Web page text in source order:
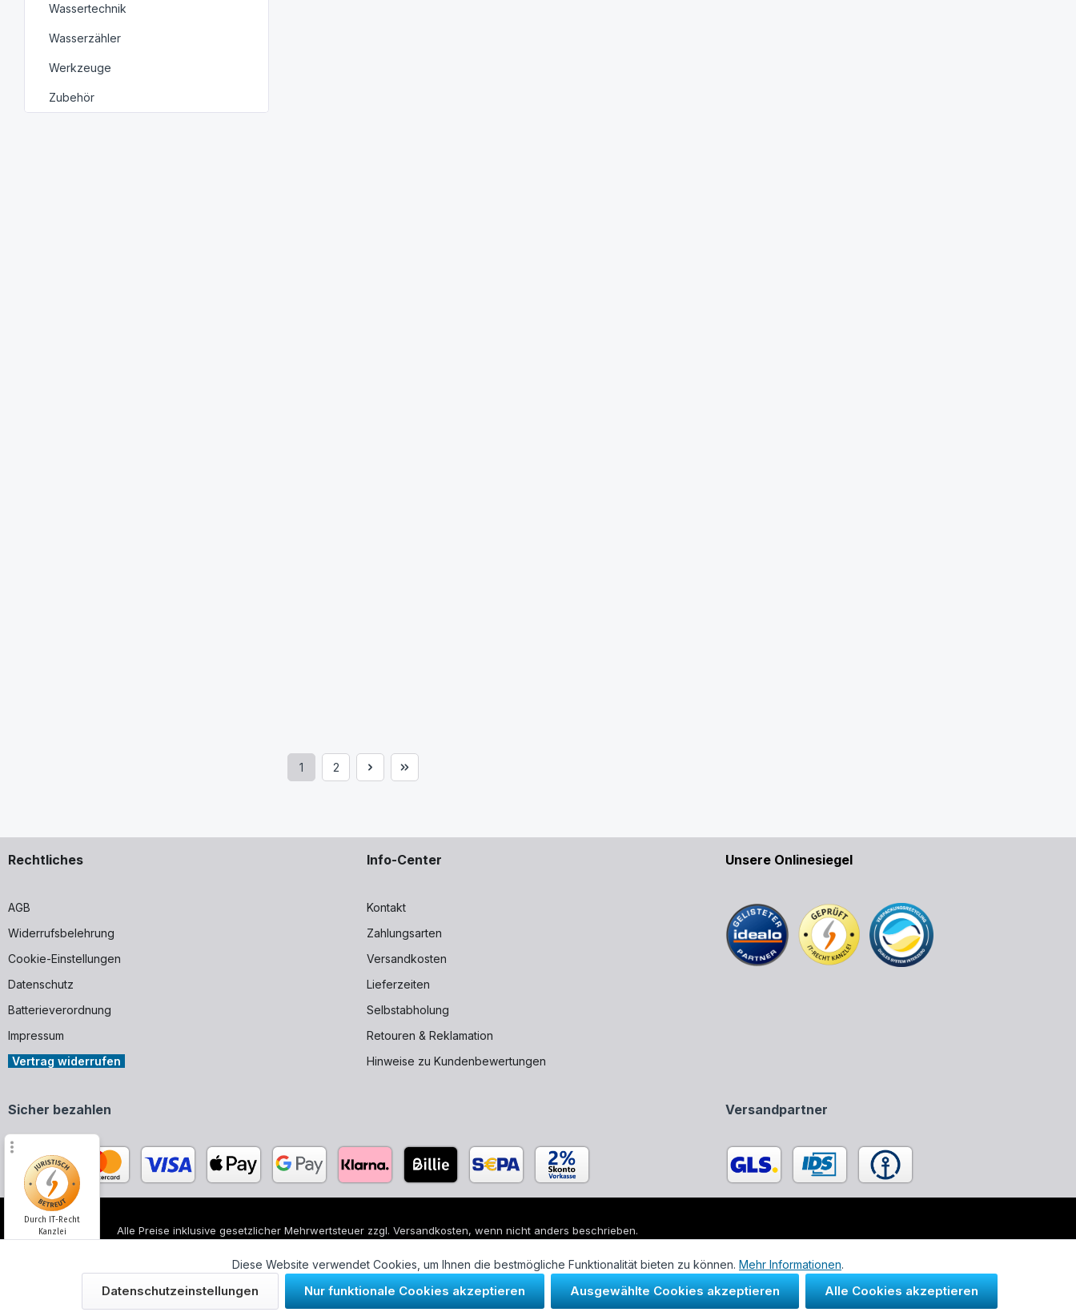
Wassertechnik
Wasserzähler
Werkzeuge
Zubehör
Seite
1
Seite
2
Rechtliches
AGB
Widerrufsbelehrung
Cookie-Einstellungen
Datenschutz
Batterieverordnung
Impressum
Vertrag widerrufen
Info-Center
Kontakt
Zahlungsarten
Versandkosten
Lieferzeiten
Selbstabholung
Retouren & Reklamation
Hinweise zu Kundenbewertungen
Unsere Onlinesiegel
Sicher bezahlen Versandpartner
Alle Preise inklusive gesetzlicher Mehrwertsteuer zzgl. Versandkosten, wenn nicht anders beschrieben.
© 2026 WUH24.de - Weigel und Unger Heizungs- und Sanitärtechnik GmbH
Diese Website verwendet Cookies, um Ihnen die bestmögliche Funktionalität bieten zu können. Mehr Informationen.
Datenschutzeinstellungen Nur funktionale Cookies akzeptieren Ausgewählte Cookies akzeptieren Alle Cookies akzeptieren
Durch IT-Recht
Kanzlei